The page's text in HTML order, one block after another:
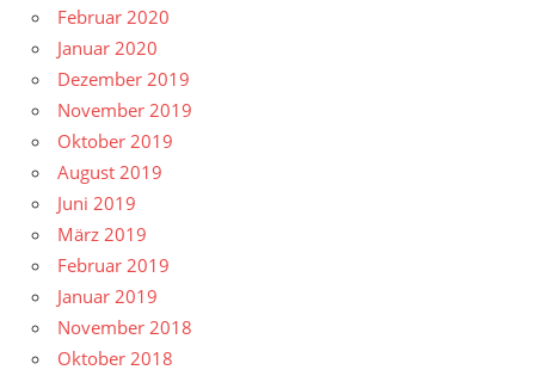
Februar 2020
Januar 2020
Dezember 2019
November 2019
Oktober 2019
August 2019
Juni 2019
März 2019
Februar 2019
Januar 2019
November 2018
Oktober 2018